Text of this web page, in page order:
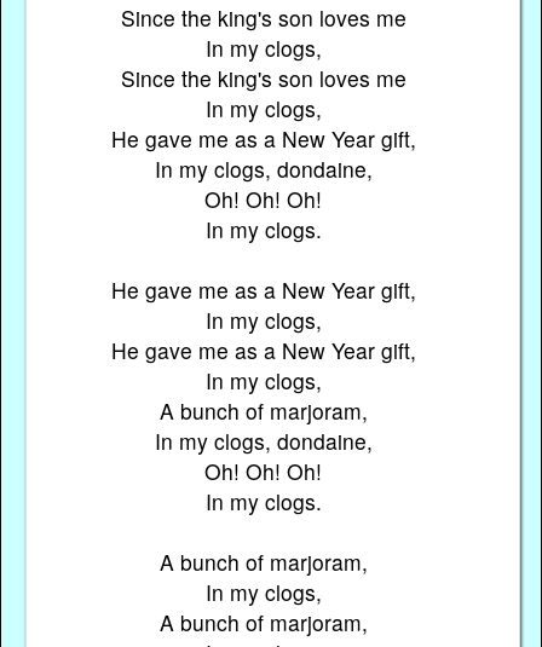
Since the king's son loves me
In my clogs,
Since the king's son loves me
In my clogs,
He gave me as a New Year gift,
In my clogs, dondaine,
Oh! Oh! Oh!
In my clogs.
He gave me as a New Year gift,
In my clogs,
He gave me as a New Year gift,
In my clogs,
A bunch of marjoram,
In my clogs, dondaine,
Oh! Oh! Oh!
In my clogs.
A bunch of marjoram,
In my clogs,
A bunch of marjoram,